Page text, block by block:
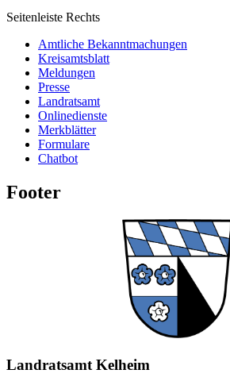
Seitenleiste Rechts
Amtliche Bekanntmachungen
Kreisamtsblatt
Meldungen
Presse
Landratsamt
Onlinedienste
Merkblätter
Formulare
Chatbot
Footer
Landratsamt Kelheim